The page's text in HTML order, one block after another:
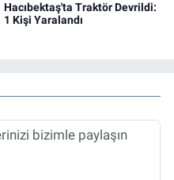
Hacıbektaş'ta Traktör Devrildi:
1 Kişi Yaralandı